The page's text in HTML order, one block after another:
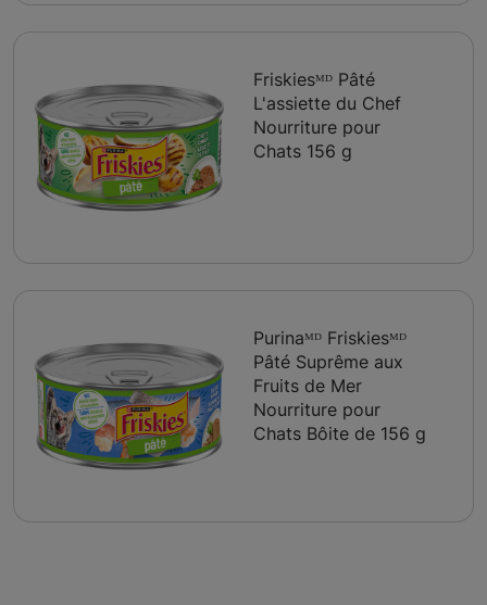
Friskiesᴹᴰ Pâté
L'assiette du Chef
Nourriture pour
Chats 156 g
Purinaᴹᴰ Friskiesᴹᴰ
Pâté Suprême aux
Fruits de Mer
Nourriture pour
Chats Bôite de 156 g